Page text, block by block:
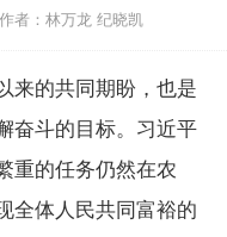
作者：林万龙 纪晓凯
来的共同期盼，也是
奋斗的目标。习近平
重的任务仍然在农
全体人民共同富裕的